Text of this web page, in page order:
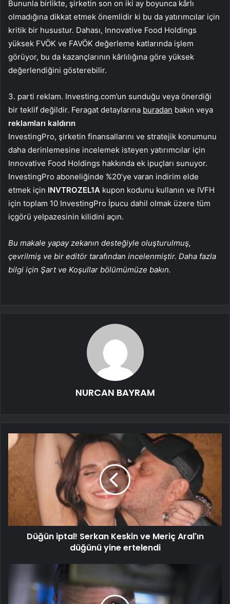
Bununla birlikte, şirketin son on iki ay boyunca kârlı
olmadığına dikkat etmek önemlidir ki bu da yatırımcılar için
kritik bir husustur. Dahası, Innovative Food Holdings
yüksek FVÖK ve FAVÖK değerleme katlarında işlem
görüyor, bu da kazançlarının kârlılığına göre yüksek
değerlendiğini gösterebilir.
3. parti reklam. Investing.com’un sunduğu veya önerdiği
bir teklif değildir. Feragat detaylarına buradan bakın veya
reklamları kaldırın
InvestingPro, şirketin finansallarını ve stratejik konumunu
daha derinlemesine incelemek isteyen yatırımcılar için
Innovative Food Holdings hakkında ek ipuçları sunuyor.
InvestingPro aboneliğinde %20’ye varan indirim elde
etmek için INVTROZEL1A kupon kodunu kullanın ve IVFH
için toplam 10 InvestingPro İpucu dahil olmak üzere tüm
içgörü yelpazesinin kilidini açın.
Bu makale yapay zekanın desteğiyle oluşturulmuş,
çevrilmiş ve bir editör tarafından incelenmiştir. Daha fazla
bilgi için Şart ve Koşullar bölümümüze bakın.
NURCAN BAYRAM
Düğün iptal! Serkan Keskin ve Meriç Aral'ın
düğünü yine ertelendi